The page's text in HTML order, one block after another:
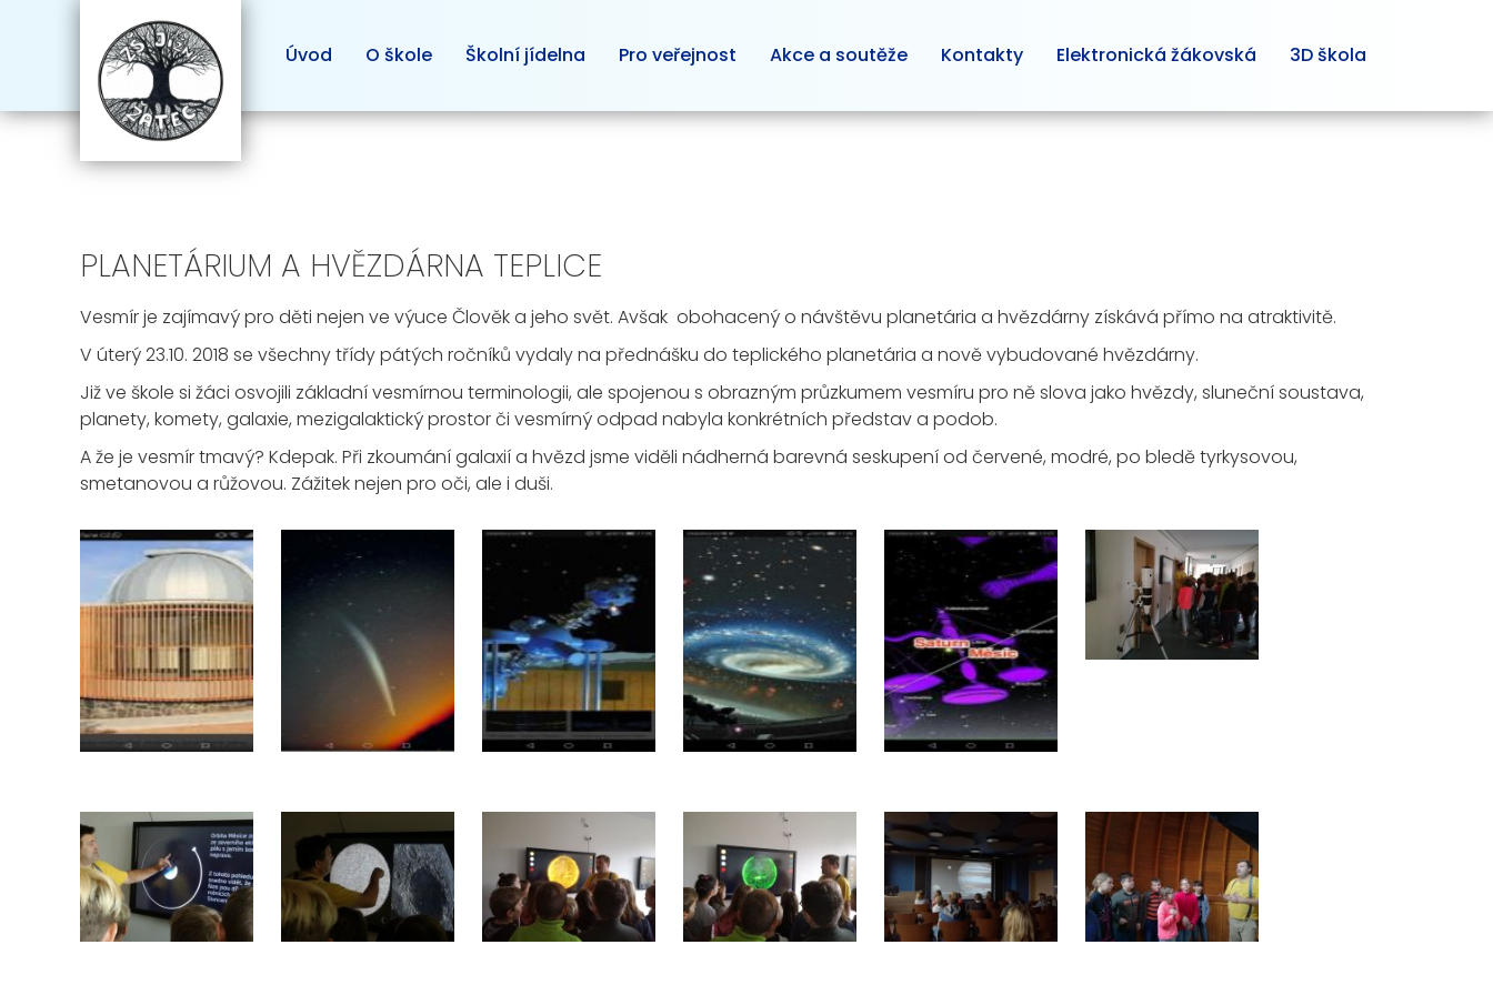
Úvod O škole Školní jídelna Pro veřejnost Akce a soutěže Kontakty Elektronická žákovská 3D škola
PLANETÁRIUM A HVĚZDÁRNA TEPLICE
Vesmír je zajímavý pro děti nejen ve výuce Člověk a jeho svět. Avšak obohacený o návštěvu planetária a hvězdárny získává přímo na atraktivitě.
V úterý 23.10. 2018 se všechny třídy pátých ročníků vydaly na přednášku do teplického planetária a nově vybudované hvězdárny.
Již ve škole si žáci osvojili základní vesmírnou terminologii, ale spojenou s obrazným průzkumem vesmíru pro ně slova jako hvězdy, sluneční soustava,
planety, komety, galaxie, mezigalaktický prostor či vesmírný odpad nabyla konkrétních představ a podob.
A že je vesmír tmavý? Kdepak. Při zkoumání galaxií a hvězd jsme viděli nádherná barevná seskupení od červené, modré, po bledě tyrkysovou,
smetanovou a růžovou. Zážitek nejen pro oči, ale i duši.